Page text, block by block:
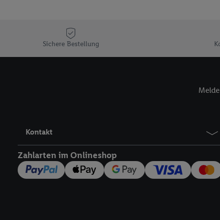
Sichere Bestellung
Kontakt
Zahlarten im Onlineshop
Sofern Sie hier Ihre
Verantwortlichkeit mit
zu erstellen (die
können, um Sie in von
Adresse in
Zudem erlauben Sie
den Lidl-Diensten
Wenn das der Fall ist,
Kundenkonto-
werden, damit wir
Nutzung der Utiq-
widerrufen - jederzeit
Telekommunikations-